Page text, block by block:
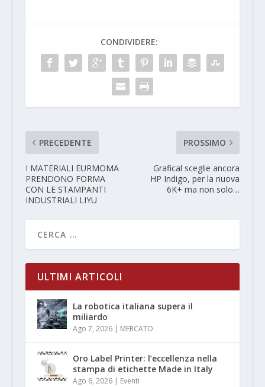
CONDIVIDERE:
PRECEDENTE
I MATERIALI EURMOMA
PRENDONO FORMA
CON LE STAMPANTI
INDUSTRIALI LIYU
PROSSIMO
Grafical sceglie ancora
HP Indigo, per la nuova
6K+ ma non solo…
ULTIMI ARTICOLI
La robotica italiana supera il
miliardo
Ago 7, 2026| MERCATO
Oro Label Printer: l’eccellenza nella
stampa di etichette Made in Italy
Ago 6, 2026| Eventi